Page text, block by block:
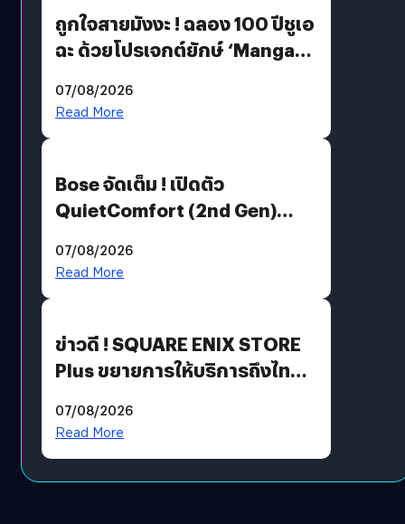
ถูกใจสายมังงะ ! ฉลอง 100 ปีชูเอ
ฉะ ด้วยโปรเจกต์ยักษ์ ‘Manga
มีภาษาไทยด้วย
07/08/2026
Read More
Bose จัดเต็ม ! เปิดตัว
QuietComfort (2nd Gen)
07/08/2026
Read More
ข่าวดี ! SQUARE ENIX STORE
Plus ขยายการให้บริการถึงไทย
โดยตรง
07/08/2026
Read More